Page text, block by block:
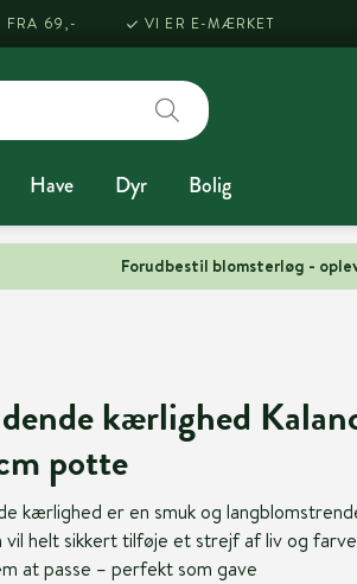
Forudbestil blomsterløg -
FRA 69,- VI ER E-MÆRKET
Have Dyr Bolig
kærlighed
potte
kærlighed er en smuk og
vil helt sikkert tilføje et strejf af liv og
at passe – perfekt som gave